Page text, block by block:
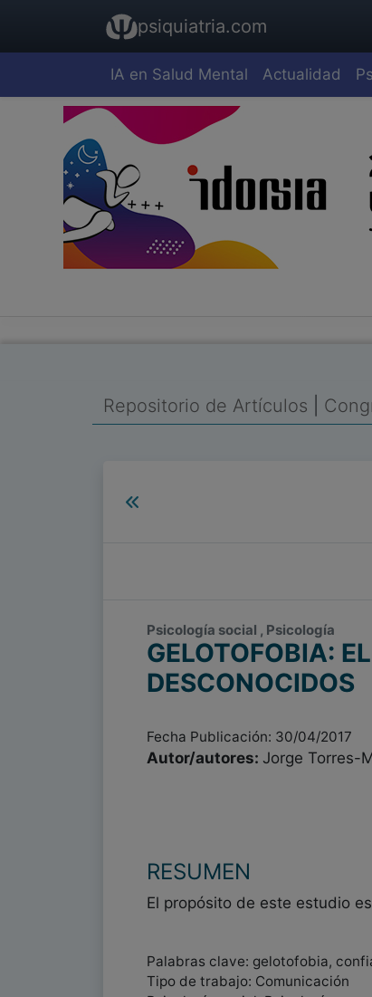
psiquiatria.com
IA en Salud Mental Actualidad
Repositorio de Artículos
Psicología social , Psicología
GELOTOFOBIA:
DESCONOCIDOS
Fecha Publicación: 30/04/2017
Autor/autores: Jorge Torres-
RESUMEN
El propósito de este estudio
Palabras clave: gelotofobia,
Tipo de trabajo: Comunicación